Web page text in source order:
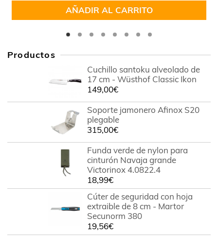
AÑADIR AL CARRITO
Productos
Cuchillo santoku alveolado de
17 cm - Wüsthof Classic Ikon
149,00€
Soporte jamonero Afinox S20
plegable
315,00€
Funda verde de nylon para
cinturón Navaja grande
Victorinox 4.0822.4
18,99€
Cúter de seguridad con hoja
extraible de 8 cm - Martor
Secunorm 380
19,56€